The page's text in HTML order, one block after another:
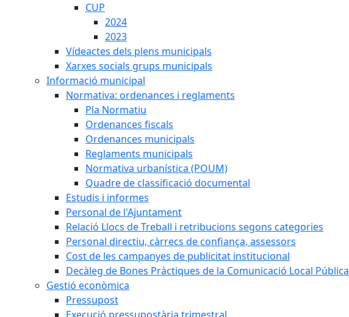
CUP
2024
2023
Vídeactes dels plens municipals
Xarxes socials grups municipals
Informació municipal
Normativa: ordenances i reglaments
Pla Normatiu
Ordenances fiscals
Ordenances municipals
Reglaments municipals
Normativa urbanística (POUM)
Quadre de classificació documental
Estudis i informes
Personal de l'Ajuntament
Relació Llocs de Treball i retribucions segons categories
Personal directiu, càrrecs de confiança, assessors
Cost de les campanyes de publicitat institucional
Decàleg de Bones Pràctiques de la Comunicació Local Pública
Gestió econòmica
Pressupost